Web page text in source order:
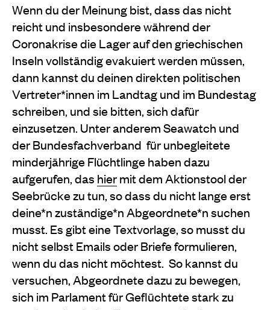
Wenn du der Meinung bist, dass das nicht
reicht und insbesondere während der
Coronakrise die Lager auf den griechischen
Inseln vollständig evakuiert werden müssen,
dann kannst du deinen direkten politischen
Vertreter*innen im Landtag und im Bundestag
schreiben, und sie bitten, sich dafür
einzusetzen. Unter anderem Seawatch und
der Bundesfachverband für unbegleitete
minderjährige Flüchtlinge haben dazu
aufgerufen, das hiermit dem Aktionstool der
Seebrücke zu tun, so dass du nicht lange erst
deine*n zuständige*n Abgeordnete*n suchen
musst. Es gibt eine Textvorlage, so musst du
nicht selbst Emails oder Briefe formulieren,
wenn du das nicht möchtest. So kannst du
versuchen, Abgeordnete dazu zu bewegen,
sich im Parlament für Geflüchtete stark zu